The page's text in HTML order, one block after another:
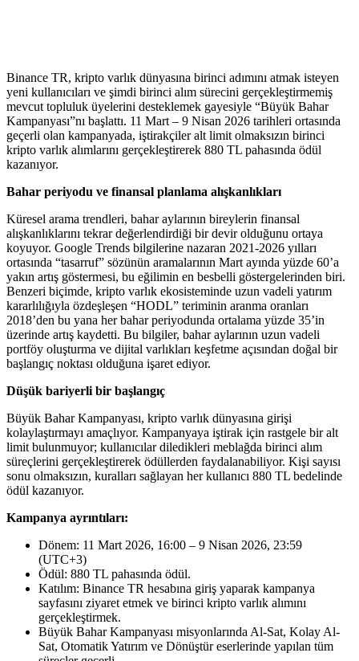
Binance TR, kripto varlık dünyasına birinci adımını atmak isteyen
yeni kullanıcıları ve şimdi birinci alım sürecini gerçekleştirmemiş
mevcut topluluk üyelerini desteklemek gayesiyle “Büyük Bahar
Kampanyası”nı başlattı. 11 Mart – 9 Nisan 2026 tarihleri ortasında
geçerli olan kampanyada, iştirakçiler alt limit olmaksızın birinci
kripto varlık alımlarını gerçekleştirerek 880 TL pahasında ödül
kazanıyor.
Bahar periyodu ve finansal planlama alışkanlıkları
Küresel arama trendleri, bahar aylarının bireylerin finansal
alışkanlıklarını tekrar değerlendirdiği bir devir olduğunu ortaya
koyuyor. Google Trends bilgilerine nazaran 2021-2026 yılları
ortasında “tasarruf” sözünün aramalarının Mart ayında yüzde 60’a
yakın artış göstermesi, bu eğilimin en besbelli göstergelerinden biri.
Benzeri biçimde, kripto varlık ekosisteminde uzun vadeli yatırım
kararlılığıyla özdeşleşen “HODL” teriminin aranma oranları
2018’den bu yana her bahar periyodunda ortalama yüzde 35’in
üzerinde artış kaydetti. Bu bilgiler, bahar aylarının uzun vadeli
portföy oluşturma ve dijital varlıkları keşfetme açısından doğal bir
başlangıç noktası olduğuna işaret ediyor.
Düşük bariyerli bir başlangıç
Büyük Bahar Kampanyası, kripto varlık dünyasına girişi
kolaylaştırmayı amaçlıyor. Kampanyaya iştirak için rastgele bir alt
limit bulunmuyor; kullanıcılar diledikleri meblağda birinci alım
süreçlerini gerçekleştirerek ödüllerden faydalanabiliyor. Kişi sayısı
sonu olmaksızın, kuralları sağlayan her kullanıcı 880 TL bedelinde
ödül kazanıyor.
Kampanya ayrıntıları:
Dönem: 11 Mart 2026, 16:00 – 9 Nisan 2026, 23:59
(UTC+3)
Ödül: 880 TL pahasında ödül.
Katılım: Binance TR hesabına giriş yaparak kampanya
sayfasını ziyaret etmek ve birinci kripto varlık alımını
gerçekleştirmek.
Büyük Bahar Kampanyası misyonlarında Al-Sat, Kolay Al-
Sat, Otomatik Yatırım ve Dönüştür eserlerinde yapılan tüm